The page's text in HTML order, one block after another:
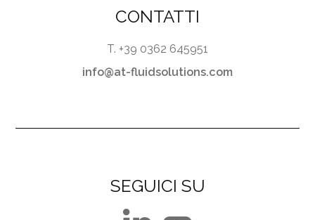
CONTATTI
T. +39 0362 645951
info@at-fluidsolutions.com
SEGUICI SU